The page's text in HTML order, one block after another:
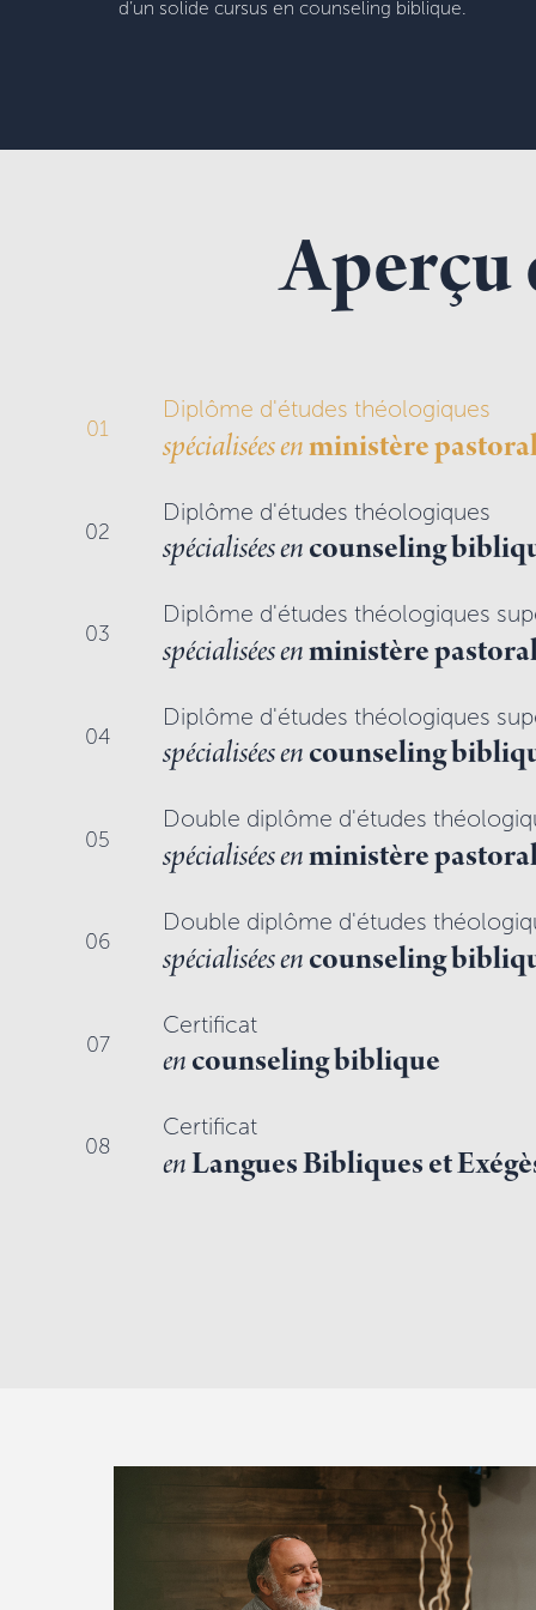
d’un solide cursus en counseling biblique.
Aperçu
01
Diplôme d'études théologiques
spécialisées enministère
02
Diplôme d'études théologiques
spécialisées encounseling
03
Diplôme d'études théologiques
spécialisées enministère
04
Diplôme d'études théologiques
spécialisées encounseling
05
Double diplôme d'études
spécialisées enministère
06
Double diplôme d'études
spécialisées encounseling
07
Certificat
encounseling biblique
08
Certificat
enLangues Bibliques et